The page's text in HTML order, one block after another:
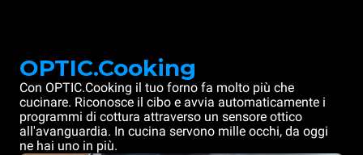
OPTIC.Cooking
Con OPTIC.Cooking il tuo forno fa molto più che
cucinare. Riconosce il cibo e avvia automaticamente i
programmi di cottura attraverso un sensore ottico
all'avanguardia. In cucina servono mille occhi, da oggi
ne hai uno in più.